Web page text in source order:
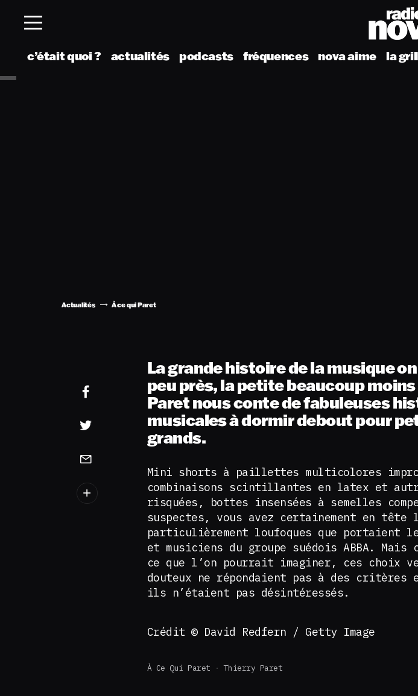
c’était quoi ? actualités podcasts fréquences nova aime la
Actualités À ce qui Paret
La grande histoire de la musique
peu près, la petite beaucoup moins
Paret nous conte de fabuleuses
musicales à dormir debout pour
grands.
Mini shorts à paillettes multicolores
combinaisons scintillantes en latex et
risquées, bottes insensées à semelles
suspectes, vous avez certainement en tête
particulièrement loufoques que portaient
et musiciens du groupe suédois ABBA. Mais
ce que l’on pourrait imaginer, ces choix
douteux ne répondaient pas à des critères
ils n’étaient pas désintéressés.
Crédit © David Redfern / Getty Image
À Ce Qui Paret Thierry Paret